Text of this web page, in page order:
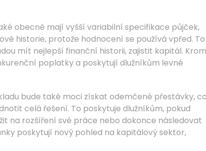
obecně mají vyšší variabilní specifikace půjček,
historie, protože hodnocení se používá vpřed. To
mít nejlepší finanční historii, zajistit kapitál.
poplatky a poskytují dlužníkům levné
bude také moci získat odemčené přestávky,
celá řešení. To poskytuje dlužníkům, pokud
na rozšíření své práce nebo dokonce následovat
poskytují nový pohled na kapitálový sektor,